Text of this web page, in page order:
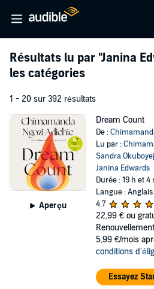
Résultats lu par "Janina
les catégories
1 - 20 sur 392 résultats
Aperçu
Dream Count
De :
Lu par :
Sandra
Janina Edwards
Durée : 19 h et 4
Langue : Anglais
4,7
22,99 € ou
5,99 €/mois
conditions
Essayez